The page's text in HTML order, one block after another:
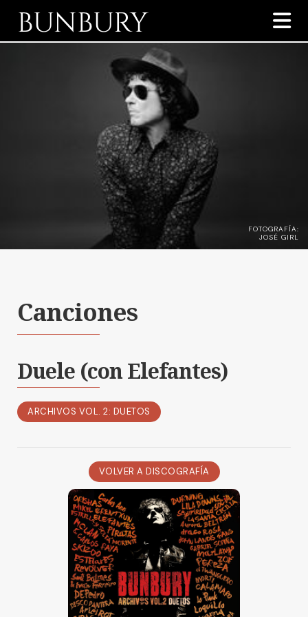
BUNBURY 
FOTOGRAFÍA:
JOSÉ GIRL
Canciones
Duele (con Elefantes)
ARCHIVOS VOL. 2: DUETOS
VOLVER A DISCOGRAFÍA